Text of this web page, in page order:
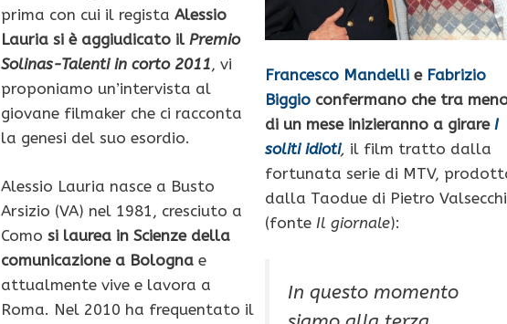
prima con cui il registaAlessio
Lauria si è aggiudicato ilPremio
Solinas-Talenti in corto 2011, vi
proponiamo un’intervista al
giovane filmaker che ci racconta
la genesi del suo esordio.
Alessio Lauria nasce a Busto
Arsizio (VA) nel 1981, cresciuto a
Como si laurea in Scienze della
comunicazione a Bologna e
attualmente vive e lavora a
Roma. Nel 2010 ha frequentato il
Francesco Mandellie Fabrizio
Biggioconfermano che tra
di un mese inizieranno a girare I
soliti idioti, il film tratto dalla
fortunata serie di MTV,
dalla Taodue di Pietro Valsecchi
(fonte Il giornale):
In questo momento